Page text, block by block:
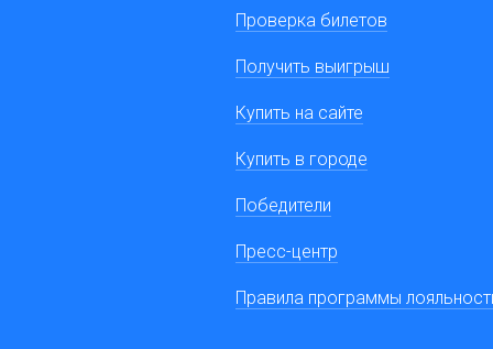
Проверка билетов
Получить выигрыш
Купить на сайте
Купить в городе
Победители
Пресс-центр
Правила программы